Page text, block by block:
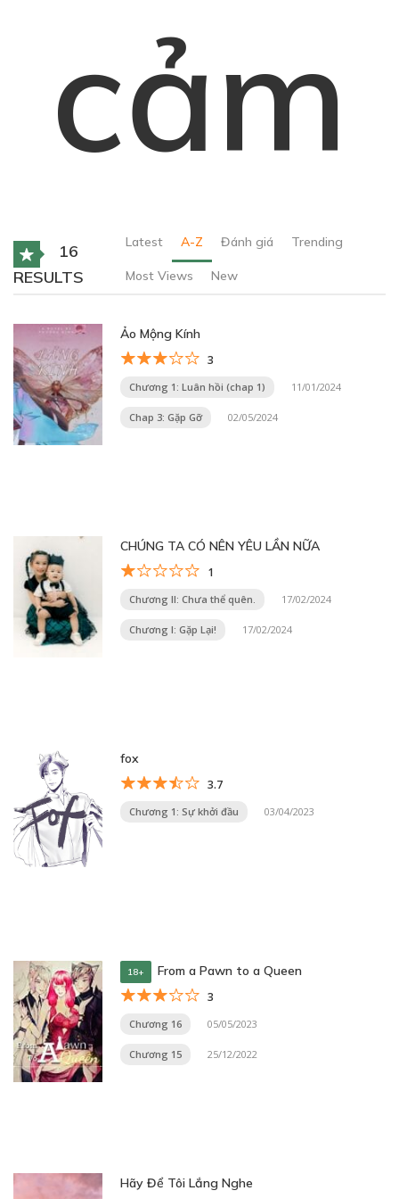
cảm
16
RESULTS
Latest A-Z Đánh giá Trending
Most Views New
Ảo Mộng Kính
3
Chương 1: Luân hồi (chap 1) 11/01/2024
Chap 3: Gặp Gỡ 02/05/2024
CHÚNG TA CÓ NÊN YÊU LẦN NỮA
1
Chương II: Chưa thể quên. 17/02/2024
Chương I: Gặp Lại! 17/02/2024
fox
3.7
Chương 1: Sự khởi đầu 03/04/2023
18+ From a Pawn to a Queen
3
Chương 16 05/05/2023
Chương 15 25/12/2022
Hãy Để Tôi Lắng Nghe